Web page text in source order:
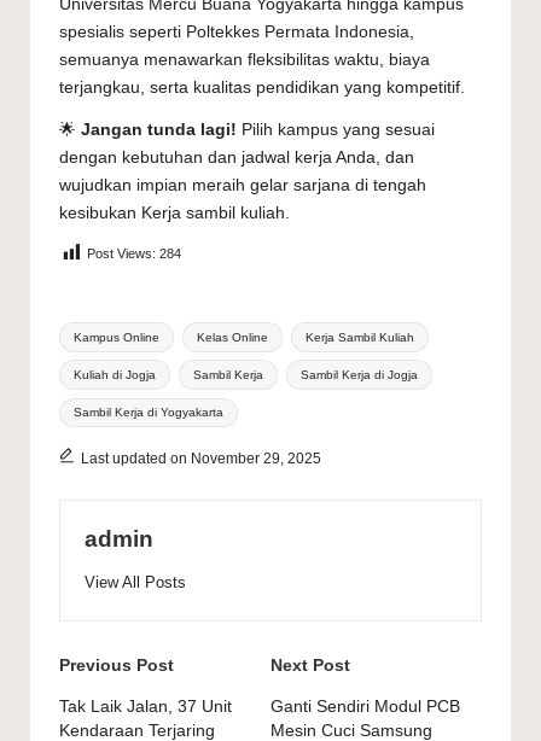
Universitas Mercu Buana Yogyakarta hingga kampus
spesialis seperti Poltekkes Permata Indonesia,
semuanya menawarkan fleksibilitas waktu, biaya
terjangkau, serta kualitas pendidikan yang kompetitif.
🌟 Jangan tunda lagi! Pilih kampus yang sesuai
dengan kebutuhan dan jadwal kerja Anda, dan
wujudkan impian meraih gelar sarjana di tengah
kesibukan Kerja sambil kuliah.
Post Views: 284
Tags:
Kampus Online Kelas Online Kerja Sambil Kuliah
Kuliah di Jogja Sambil Kerja Sambil Kerja di Jogja
Sambil Kerja di Yogyakarta
Last updated on November 29, 2025
admin
View All Posts
Post
navigation
Previous Post
Tak Laik Jalan, 37 Unit
Kendaraan Terjaring
Next Post
Ganti Sendiri Modul PCB
Mesin Cuci Samsung